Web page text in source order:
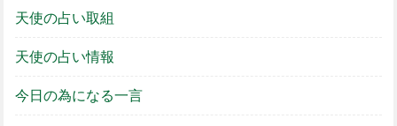
天使の占い取組
天使の占い情報
今日の為になる一言